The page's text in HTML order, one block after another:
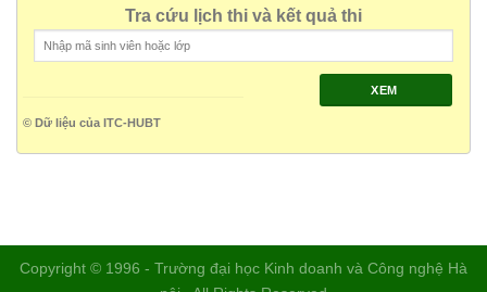
Tra cứu lịch thi và kết quả thi
XEM
© Dữ liệu của ITC-HUBT
Copyright © 1996 - Trường đại học Kinh doanh và Công nghệ Hà